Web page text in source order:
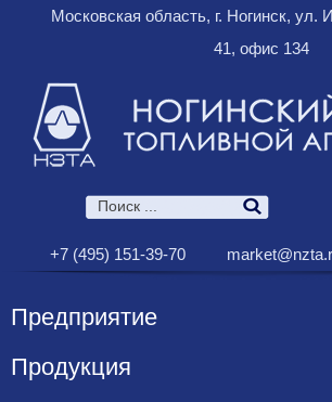
Московская область, г. Ногинск, ул.
41, офис 134
+7 (495) 151-39-70
Предприятие
Продукция